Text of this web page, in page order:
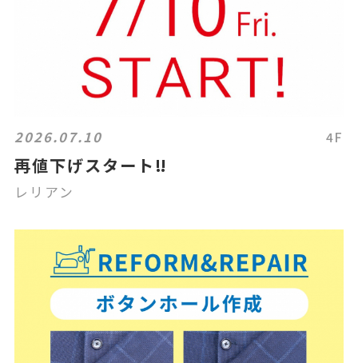
2026.07.10 4F
再値下げスタート‼️
レリアン